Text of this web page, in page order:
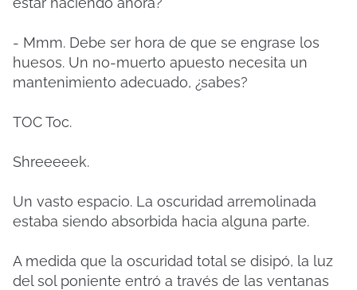
- Mmm. Debe ser hora de que se engrase los
huesos. Un no-muerto apuesto necesita un
mantenimiento adecuado, ¿sabes?
TOC Toc.
Shreeeeek.
Un vasto espacio. La oscuridad arremolinada
estaba siendo absorbida hacia alguna parte.
A medida que la oscuridad total se disipó, la luz
del sol poniente entró a través de las ventanas